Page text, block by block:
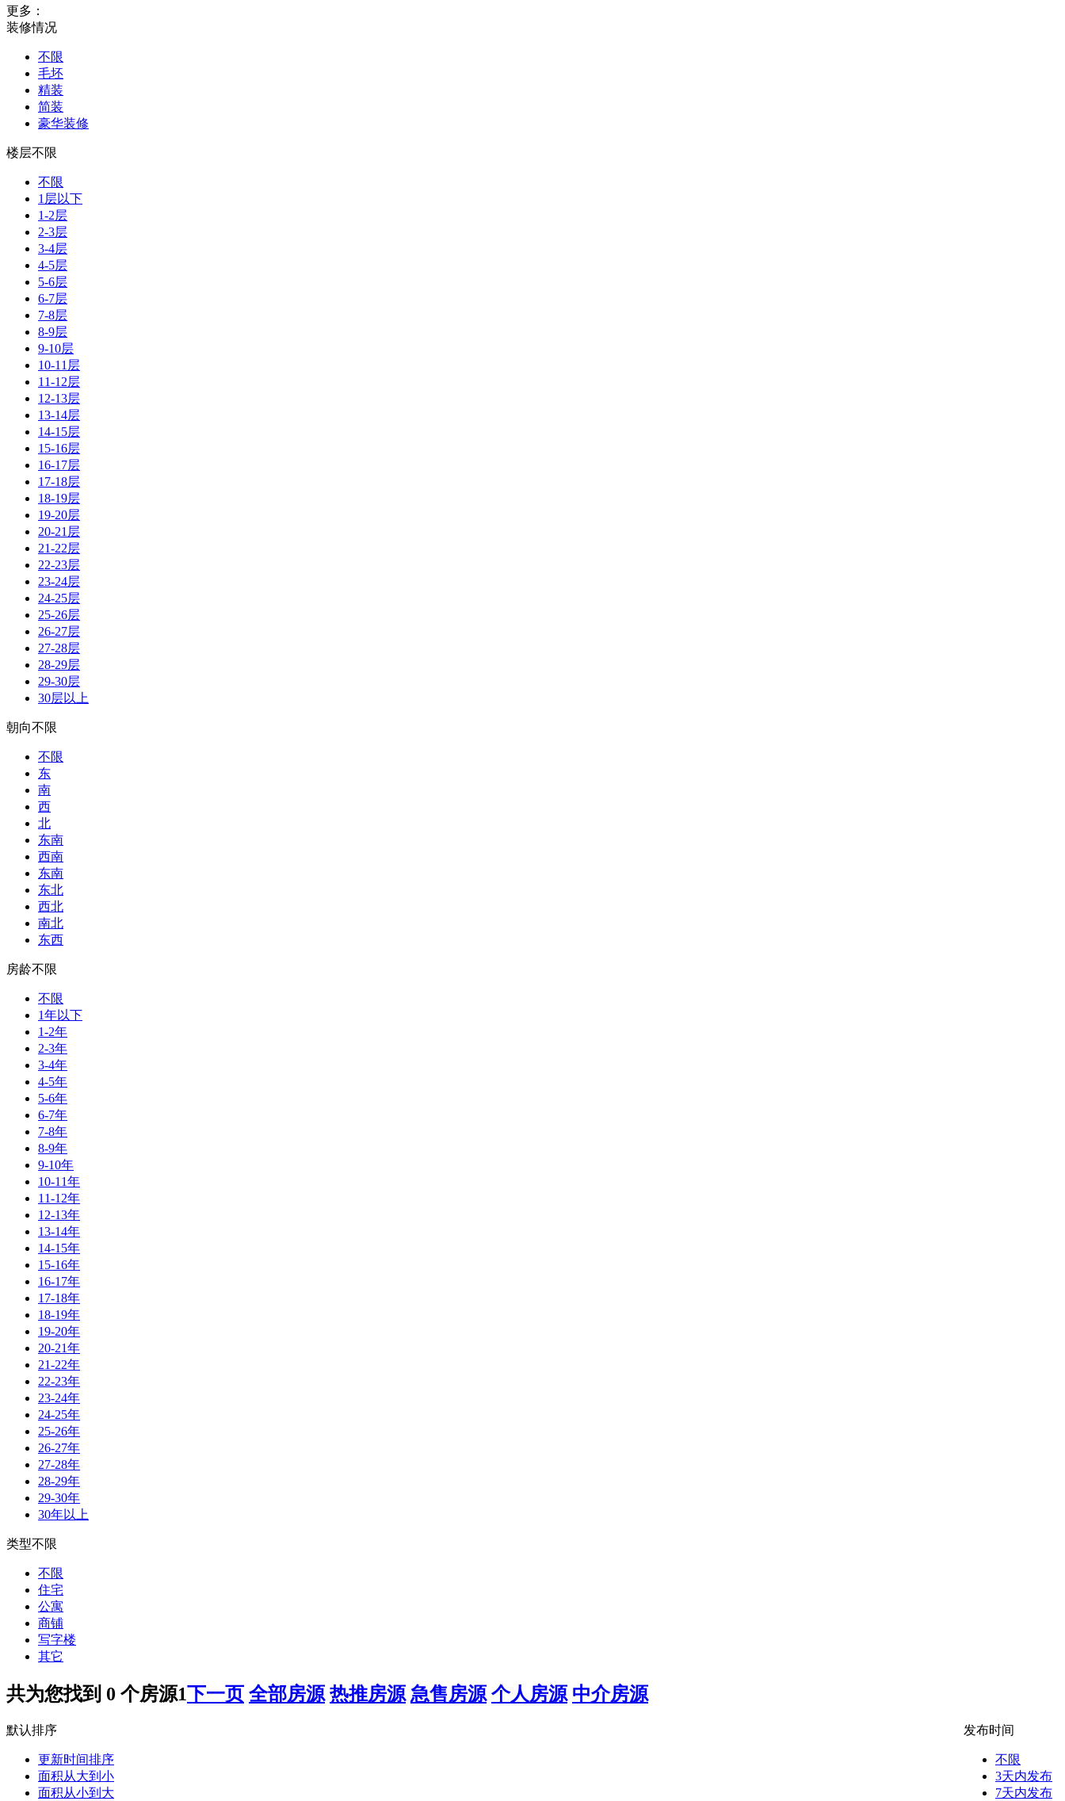
更多：
装修情况
不限
毛坯
精装
简装
豪华装修
楼层不限
不限
1层以下
1-2层
2-3层
3-4层
4-5层
5-6层
6-7层
7-8层
8-9层
9-10层
10-11层
11-12层
12-13层
13-14层
14-15层
15-16层
16-17层
17-18层
18-19层
19-20层
20-21层
21-22层
22-23层
23-24层
24-25层
25-26层
26-27层
27-28层
28-29层
29-30层
30层以上
朝向不限
不限
东
南
西
北
东南
西南
东南
东北
西北
南北
东西
房龄不限
不限
1年以下
1-2年
2-3年
3-4年
4-5年
5-6年
6-7年
7-8年
8-9年
9-10年
10-11年
11-12年
12-13年
13-14年
14-15年
15-16年
16-17年
17-18年
18-19年
19-20年
20-21年
21-22年
22-23年
23-24年
24-25年
25-26年
26-27年
27-28年
28-29年
29-30年
30年以上
类型不限
不限
住宅
公寓
商铺
写字楼
其它
共为您找到 0 个房源1下一页 全部房源 热推房源 急售房源 个人房源 中介房源
发布时间
不限
3天内发布
7天内发布
默认排序
更新时间排序
面积从大到小
面积从小到大